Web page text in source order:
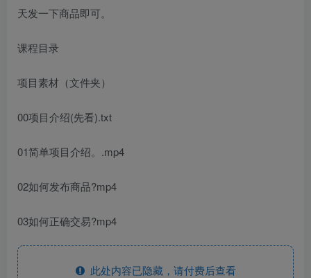
天发一下商品即可。
课程目录
项目素材（文件夹）
00项目介绍(先看).txt
01简单项目介绍。.mp4
02如何发布商品?mp4
03如何正确交易?mp4
此处内容已隐藏，请付费后查看